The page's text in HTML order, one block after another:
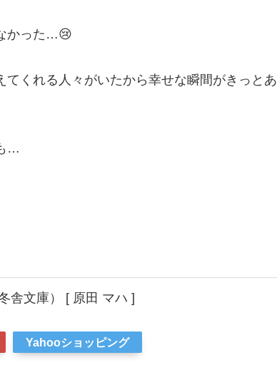
かった…😢
くれる人々がいたから幸せな瞬間がきっとあ
…
舎文庫） [ 原田 マハ ]
Yahooショッピング